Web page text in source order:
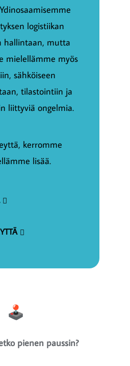
logistiikan
hallintaan, mutta
mielellämme myös
sähköiseen
tilastointiin ja
liittyviä ongelmia.
kerromme
lisää.
pienen paussin?